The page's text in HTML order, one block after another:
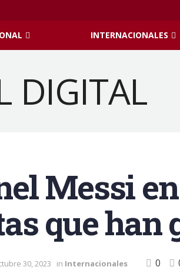
INTERNACIONALES
Messi
que han
30, 2023 in Internacionales 0